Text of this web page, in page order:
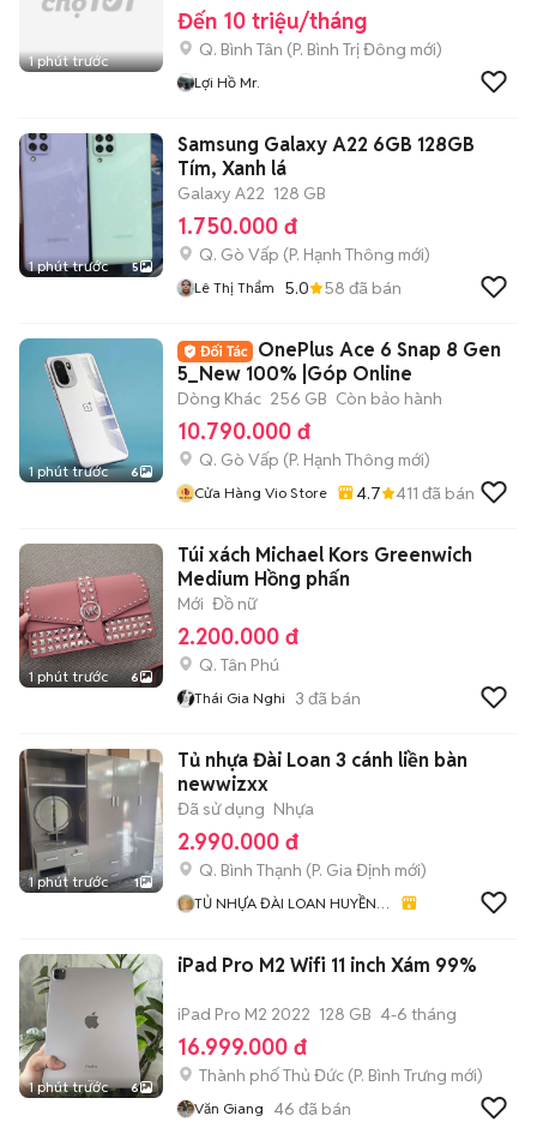
1 phút trước
Đến 10 triệu/tháng
Q. Bình Tân (P. Bình Trị Đông mới)
Lợi Hồ Mr.
1 phút trước 5
Samsung Galaxy A22 6GB 128GB
Tím, Xanh lá
Galaxy A22 128 GB
1.750.000 đ
Q. Gò Vấp (P. Hạnh Thông mới)
Lê Thị Thẩm 5.0 58 đã bán
1 phút trước 6
OnePlus Ace 6 Snap 8 Gen
5_New 100% |Góp Online
Dòng Khác 256 GB Còn bảo hành
10.790.000 đ
Q. Gò Vấp (P. Hạnh Thông mới)
Cửa Hàng Vio Store 4.7 411 đã bán
1 phút trước 6
Túi xách Michael Kors Greenwich
Medium Hồng phấn
Mới Đồ nữ
2.200.000 đ
Q. Tân Phú
Thái Gia Nghi 3 đã bán
1 phút trước 1
Tủ nhựa Đài Loan 3 cánh liền bàn
newwizxx
Đã sử dụng Nhựa
2.990.000 đ
Q. Bình Thạnh (P. Gia Định mới)
TỦ NHỰA ĐÀI LOAN HUYỀN
1 phút trước 6
iPad Pro M2 Wifi 11 inch Xám 99%
iPad Pro M2 2022 128 GB 4-6 tháng
16.999.000 đ
Thành phố Thủ Đức (P. Bình Trưng mới)
Văn Giang 46 đã bán